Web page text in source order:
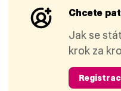
Chcete
Jak se
krok za